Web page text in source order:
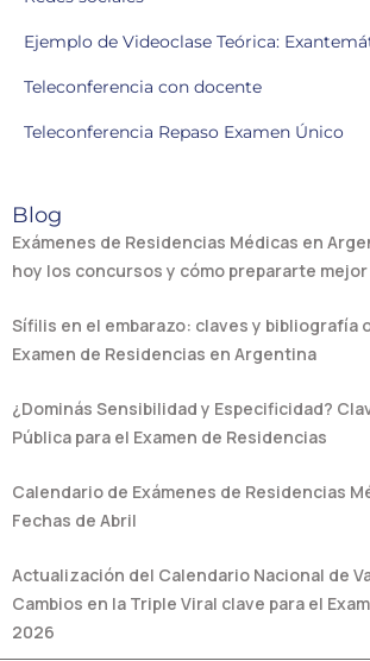
Ejemplo de Videoclase Teórica:
Teleconferencia con docente
Teleconferencia Repaso Examen Único
Blog
Exámenes de Residencias Médicas en
hoy los concursos y cómo prepararte mejor
Sífilis en el embarazo: claves y bibliografía
Examen de Residencias en Argentina
¿Dominás Sensibilidad y Especificidad?
Pública para el Examen de Residencias
Calendario de Exámenes de Residencias
Fechas de Abril
Actualización del Calendario Nacional de
Cambios en la Triple Viral clave para el
2026